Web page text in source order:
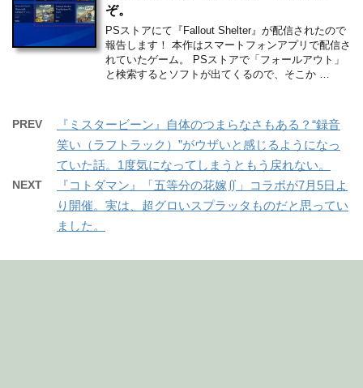
ぞ。
PSストアにて『Fallout Shelter』が配信されたので
報告します！ 本作はスマートフォンアプリで配信さ
れていたゲーム。 PSストアで「フォールアウト」
と検索するとソフトが出てくるので、そこか …
PREV
『ミスタービーン』自体のつまらなさもある？“録音
笑い（ラフトラック）”がウザいと感じるようになっ
ていた話。1度気になってしまうともう戻れない。
NEXT
『コトダマン』「五等分の花嫁∬」コラボが7月5日よ
り開催。実は、超グロいスプラッタものだと思ってい
ました。